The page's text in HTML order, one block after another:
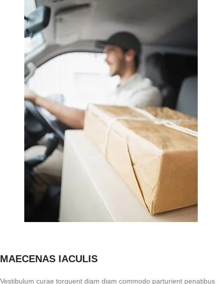
MAECENAS IACULIS
Vestibulum curae torquent diam diam commodo parturient penatibus